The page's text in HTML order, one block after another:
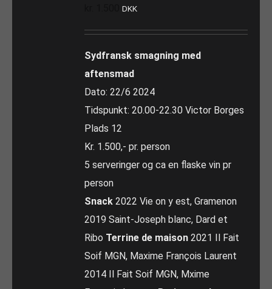
DKK
Sydfransk smagning med
aftensmad
Dato: 22/6 2024
Tidspunkt: 20.00-22.30 Victor Borges
Plads 12
Kr. 1.500,- pr. person
5 serveringer og ca en flaske vin pr
person
Snack 2022 Vie on y est, Gramenon
2019 Saint-Joseph blanc, Dard et
Ribo Terrine de maison 2021 Il Fait
Soif MGN, Maxime François Laurent
2014 Il Fait Soif MGN, Mxime